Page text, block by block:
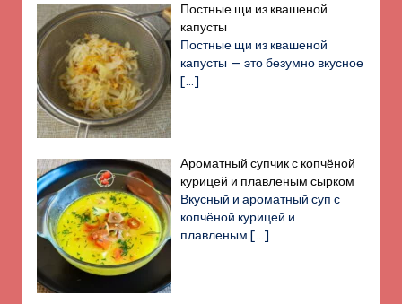
Постные щи из квашеной
капусты
Постные щи из квашеной
капусты — это безумно вкусное
[…]
Ароматный супчик с копчёной
курицей и плавленым сырком
Вкусный и ароматный суп с
копчёной курицей и
плавленым[…]